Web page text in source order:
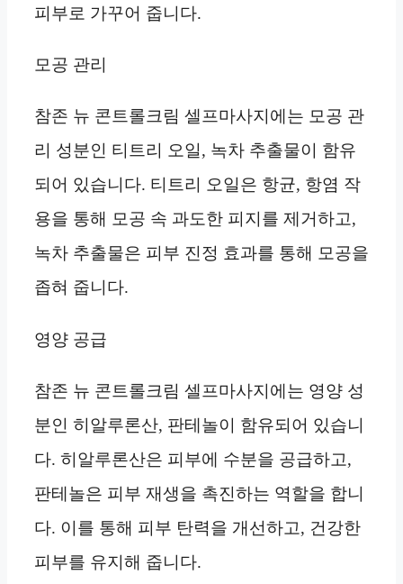
피부로 가꾸어 줍니다.
모공 관리
참존 뉴 콘트롤크림 셀프마사지에는 모공 관
리 성분인 티트리 오일, 녹차 추출물이 함유
되어 있습니다. 티트리 오일은 항균, 항염 작
용을 통해 모공 속 과도한 피지를 제거하고,
녹차 추출물은 피부 진정 효과를 통해 모공을
좁혀 줍니다.
영양 공급
참존 뉴 콘트롤크림 셀프마사지에는 영양 성
분인 히알루론산, 판테놀이 함유되어 있습니
다. 히알루론산은 피부에 수분을 공급하고,
판테놀은 피부 재생을 촉진하는 역할을 합니
다. 이를 통해 피부 탄력을 개선하고, 건강한
피부를 유지해 줍니다.